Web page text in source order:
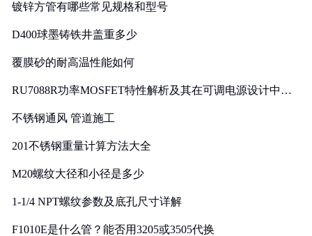
镀锌方管有哪些常见规格和型号
D400球墨铸铁井盖重多少
覆膜砂的耐高温性能如何
RU7088R功率MOSFET特性解析及其在可调电源设计中的
不锈钢通风 管道施工
201不锈钢重量计算方法大全
M20螺纹大径和小径是多少
1-1/4 NPT螺纹参数及底孔尺寸详解
F1010E是什么管？能否用3205或3505代换